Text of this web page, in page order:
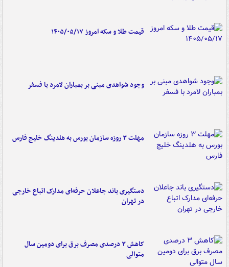
قیمت طلا و سکه امروز ۱۴۰۵/۰۵/۱۷
وجود شواهدی مبنی بر بمباران لامرد با فسفر
مهلت ۳ روزه سازمان بورس به هلدینگ خلیج فارس
دستگیری باند جاعلان حرفه‌ای مدارک اتباع خارجی
در تهران
کاهش ۳ درصدی مصرف برق برای دومین سال
متوالی